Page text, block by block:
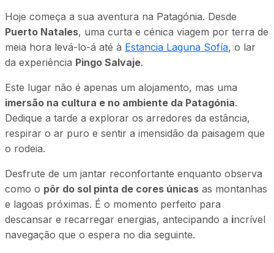
Hoje começa a sua aventura na Patagónia. Desde
Puerto Natales, uma curta e cénica viagem por terra de
meia hora levá-lo-á até à Estancia Laguna Sofía, o lar
da experiência Pingo Salvaje.
Este lugar não é apenas um alojamento, mas uma
imersão na cultura e no ambiente da Patagónia.
Dedique a tarde a explorar os arredores da estância,
respirar o ar puro e sentir a imensidão da paisagem que
o rodeia.
Desfrute de um jantar reconfortante enquanto observa
como o pôr do sol pinta de cores únicas as montanhas
e lagoas próximas. É o momento perfeito para
descansar e recarregar energias, antecipando a incrível
navegação que o espera no dia seguinte.